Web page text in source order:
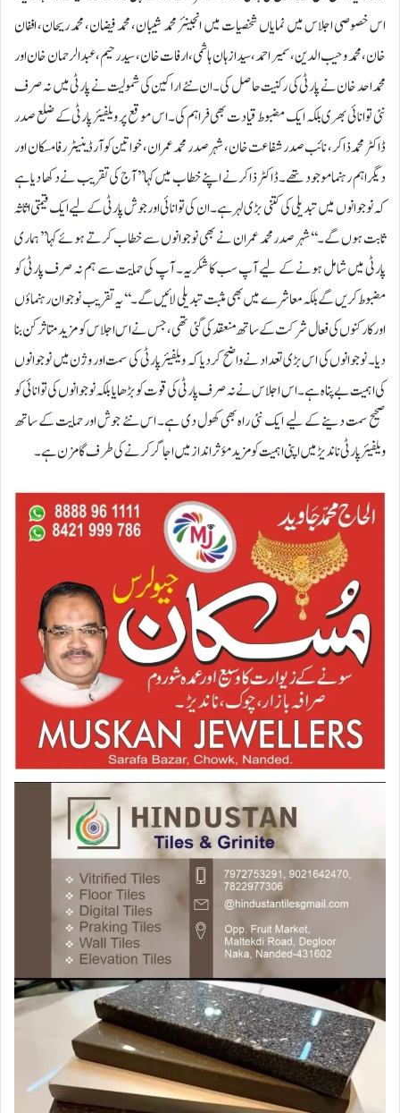
اس خصوصی اجلاس میں نمایاں شخصیات میں انجینئر محمد شیبان، محمد فیضان، محمد ریحان، اففان
خان، محمد وحیب الدین، سمیر احمد، سید ازہان ہاشمی، ارفات خان، سید رحیم، عبدالرحمان خان اور
محمد احد خان نے پارٹی کی رکنیت حاصل کی۔ ان نئے اراکین کی شمولیت نے پارٹی میں نہ صرف
نئی توانائی بھری بلکہ ایک مضبوط قیادت بھی فراہم کی۔اس موقع پر ویلفیئر پارٹی کے ضلع صدر
ڈاکٹر محمد ذاکر، نائب صدر شفاعت خان، شہر صدر محمد عمران، خواتین کوآرڈینیٹر رفا مسکان اور
دیگر اہم رہنما موجود تھے۔ ڈاکٹر ذاکر نے اپنے خطاب میں کہا’’آج کی تقریب نے دکھا دیا ہے
کہ نوجوانوں میں تبدیلی کی کتنی بڑی لہر ہے۔ ان کی توانائی اور جوش پارٹی کے لیے ایک قیمتی اثاثہ
ثابت ہوں گے۔‘‘شہر صدر محمد عمران نے بھی نوجوانوں سے خطاب کرتے ہوئے کہا’’ہماری
پارٹی میں شامل ہونے کے لیے آپ سب کا شکریہ۔ آپ کی حمایت سے ہم نہ صرف پارٹی کو
مضبوط کریں گے بلکہ معاشرے میں بھی مثبت تبدیلی لائیں گے۔‘‘یہ تقریب نوجوان رہنماؤں
اور کارکنوں کی فعال شرکت کے ساتھ منعقد کی گئی تھی، جس نے اس اجلاس کو مزید متاثر کن بنا
دیا۔ نوجوانوں کی اس بڑی تعداد نے واضح کر دیا کہ ویلفیئر پارٹی کی سمت اور وژن میں نوجوانوں
کی اہمیت بے پناہ ہے۔اس اجلاس نے نہ صرف پارٹی کی قوت کو بڑھایا بلکہ نوجوانوں کی توانائی کو
صحیح سمت دینے کے لیے ایک نئی راہ بھی کھول دی ہے۔ اس نئے جوش اور حمایت کے ساتھ
ویلفیئر پارٹی ناندیڑ میں اپنی اہمیت کو مزید مؤثر انداز میں اجاگر کرنے کی طرف گامزن ہے۔